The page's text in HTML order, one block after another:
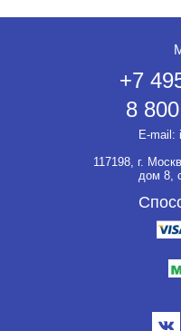
+7
8
E-mail:
117198, г.
дом 8,